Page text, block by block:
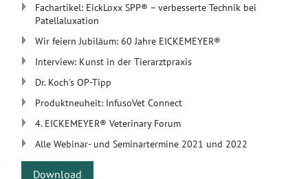
Fachartikel: EickLoxx SPP® – verbesserte Technik bei
Patellaluxation
Wir feiern Jubiläum: 60 Jahre EICKEMEYER®
Interview: Kunst in der Tierarztpraxis
Dr. Koch's OP-Tipp
Produktneuheit: InfusoVet Connect
4. EICKEMEYER® Veterinary Forum
Alle Webinar- und Seminartermine 2021 und 2022
Download